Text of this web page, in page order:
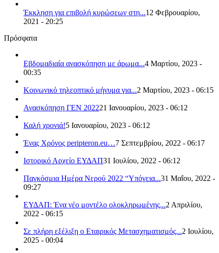
Έκκληση για επιβολή κυρώσεων στη...12 Φεβρουαρίου,
2021 - 20:25
Πρόσφατα
Εβδομαδιαία ανασκόπηση με άρωμα...4 Μαρτίου, 2023 -
00:35
Κοινωνικό τηλεοπτικό μήνυμα για...2 Μαρτίου, 2023 - 06:15
Ανασκόπηση ΓΕΝ 202221 Ιανουαρίου, 2023 - 06:12
Καλή χρονιά!5 Ιανουαρίου, 2023 - 06:12
Ένας Χρόνος peripteron.eu…7 Σεπτεμβρίου, 2022 - 06:17
Ιστορικό Αρχείο ΕΥΔΑΠ31 Ιουλίου, 2022 - 06:12
Παγκόσμια Ημέρα Νερού 2022 “Υπόγεια...31 Μαΐου, 2022 -
09:27
ΕΥΔΑΠ: Ένα νέο μοντέλο ολοκληρωμένης...2 Απριλίου,
2022 - 06:15
Σε πλήρη εξέλιξη ο Εταιρικός Μετασχηματισμός...2 Ιουλίου,
2025 - 00:04